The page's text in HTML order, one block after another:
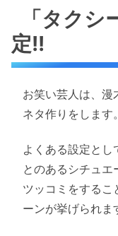
「タク
定!!
お笑い芸人は、漫
ネタ作りをします。
よくある設定とし
とのあるシチュエ
ツッコミをするこ
ーンが挙げられま